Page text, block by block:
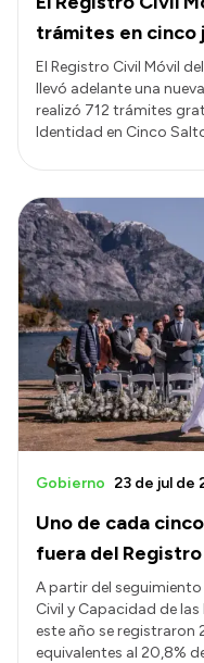
trámites en cinco
El Registro Civil Móvil
llevó adelante una
realizó 712 trámites
Identidad en Cinco
Uno de cada
fuera del
Gobierno 23 de jul de
A partir del
Civil y Capacidad de
este año se
equivalentes al 20,8%